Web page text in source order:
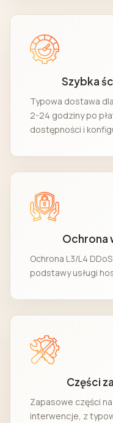
Szybka
Typowa dostawa
2-24 godziny po
dostępności i
Ochrona
Ochrona L3/L4
podstawy usługi
Części
Zapasowe części
interwencje, z